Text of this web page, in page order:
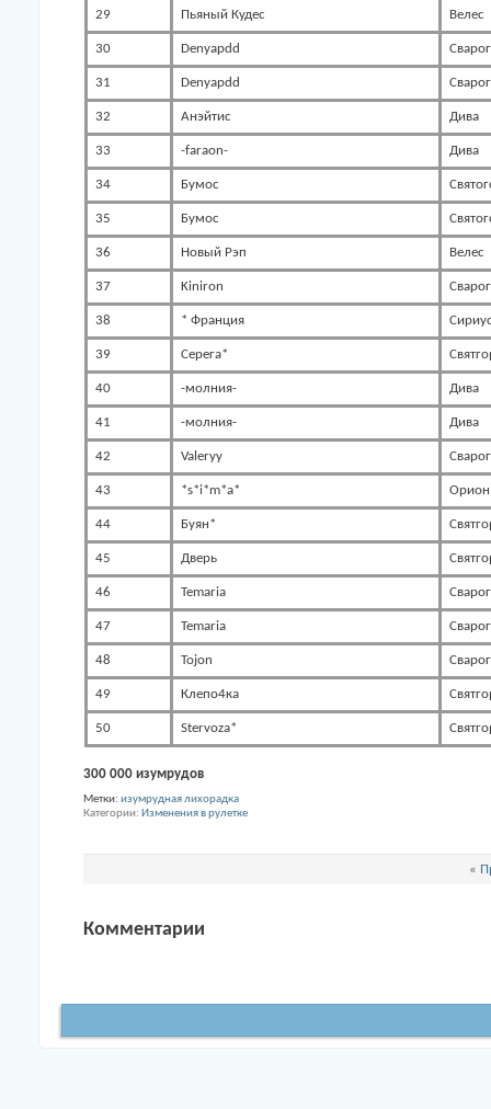
29 Пьяный Кудес Велес
30 Denyapdd Сварог
31 Denyapdd Сварог
32 Анэйтис Дива
33 -faraon- Дива
34 Бумос
35 Бумос
36 Новый Рэп Велес
37 Kiniron Сварог
38 * Франция Сириус
39 Серега*
40 -молния- Дива
41 -молния- Дива
42 Valeryy Сварог
43 *s*i*m*a* Орион
44 Буян*
45 Дверь
46 Temaria Сварог
47 Temaria Сварог
48 Tojon Сварог
49 Клепо4ка
50 Stervoza*
300 000 изумрудов
Метки: изумрудная лихорадка
Категории Изменения в рулетке
«
Комментарии